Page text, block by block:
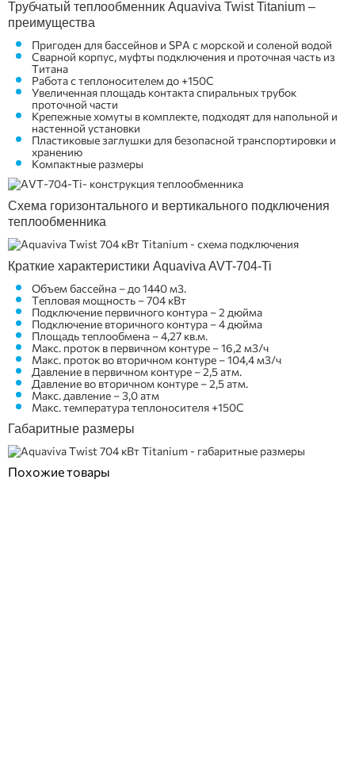
Трубчатый теплообменник Aquaviva Twist Titanium –
преимущества
Пригоден для бассейнов и SPA с морской и соленой водой
Сварной корпус, муфты подключения и проточная часть из
Титана
Работа с теплоносителем до +150С
Увеличенная площадь контакта спиральных трубок
проточной части
Крепежные хомуты в комплекте, подходят для напольной и
настенной установки
Пластиковые заглушки для безопасной транспортировки и
хранению
Компактные размеры
Схема горизонтального и вертикального подключения
теплообменника
Краткие характеристики Aquaviva AVT-704-Ti
Объем бассейна – до 1440 м3.
Тепловая мощность – 704 кВт
Подключение первичного контура – 2 дюйма
Подключение вторичного контура – 4 дюйма
Площадь теплообмена – 4,27 кв.м.
Макс. проток в первичном контуре – 16,2 м3/ч
Макс. проток во вторичном контуре – 104,4 м3/ч
Давление в первичном контуре – 2,5 атм.
Давление во вторичном контуре – 2,5 атм.
Макс. давление – 3,0 атм
Макс. температура теплоносителя +150С
Габаритные размеры
Похожие товары